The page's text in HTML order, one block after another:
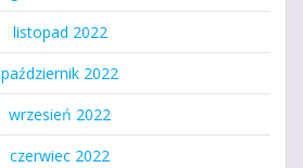
listopad 2022
październik 2022
wrzesień 2022
czerwiec 2022